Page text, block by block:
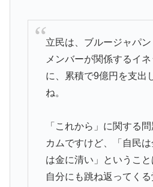
立民は、ブルージャパ
メンバーが関係するイネ
に、累積で9億円を支出
ね。
「これから」に関する
カムですけど、「自民
は金に清い」ということ
自分にも跳ね返ってく